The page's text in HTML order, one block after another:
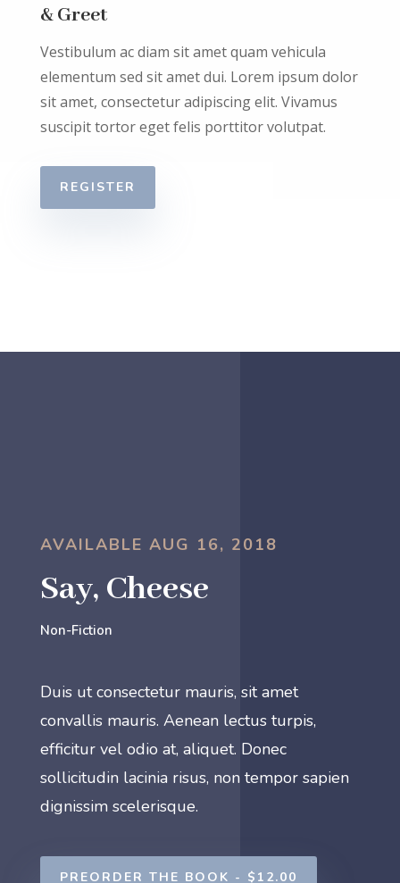
& Greet
Vestibulum ac diam sit amet quam vehicula
elementum sed sit amet dui. Lorem ipsum dolor
sit amet, consectetur adipiscing elit. Vivamus
suscipit tortor eget felis porttitor volutpat.
REGISTER
AVAILABLE AUG 16, 2018
Say, Cheese
Non-Fiction
Duis ut consectetur mauris, sit amet
convallis mauris. Aenean lectus turpis,
efficitur vel odio at, aliquet. Donec
sollicitudin lacinia risus, non tempor sapien
dignissim scelerisque.
PREORDER THE BOOK - $12.00